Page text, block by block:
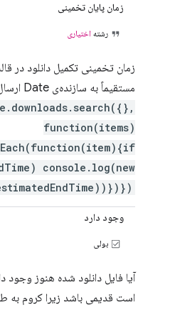
زمان پایان تخمینی
رشته اختیاری
مستقیماً به سازنده‌ی Date ارسال شود:
function(items)
console.log(new
وجود دارد
بولی
آیا فایل دانلود شده هنوز وجود
است قدیمی باشد زیرا کروم به